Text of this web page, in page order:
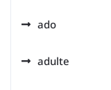
ado
adulte